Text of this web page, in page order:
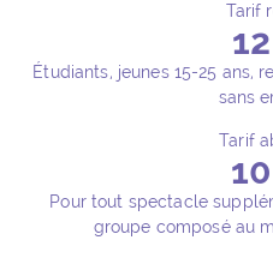
Tarif
Étudiants, jeunes 15-25 ans,
sans
Tarif
Pour tout spectacle
groupe composé au